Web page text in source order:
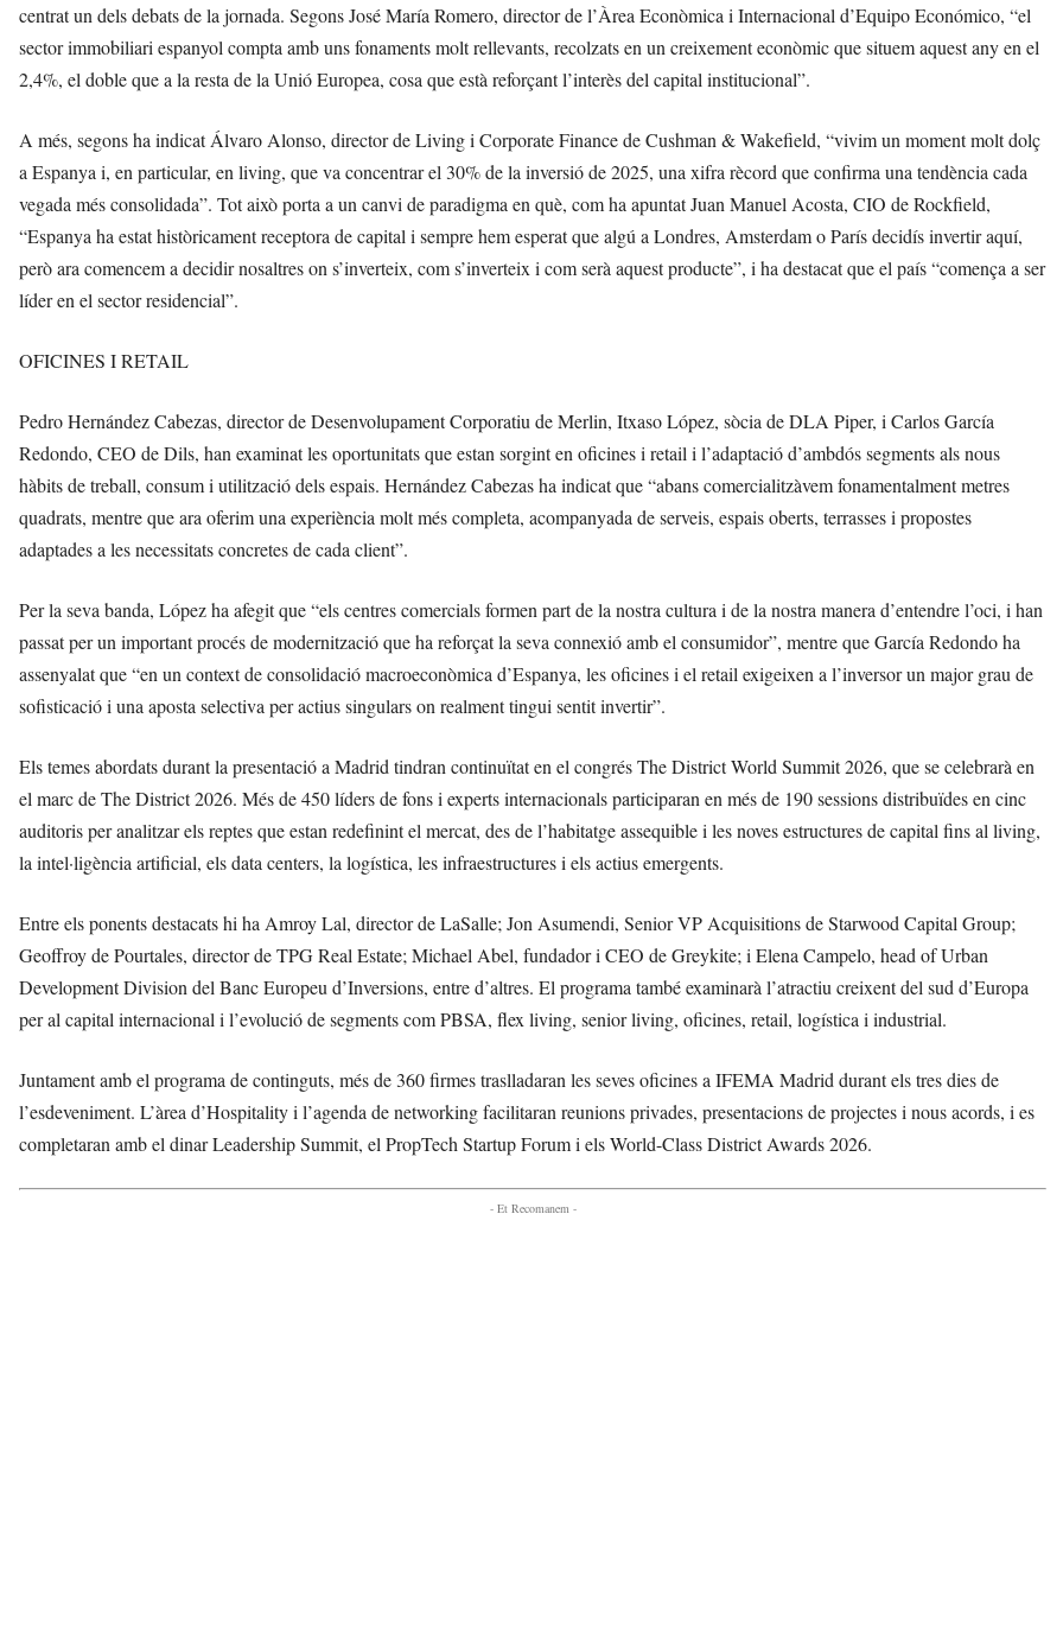
centrat un dels debats de la jornada. Segons José María Romero, director de l’Àrea Econòmica i Internacional d’Equipo Económico, “el
sector immobiliari espanyol compta amb uns fonaments molt rellevants, recolzats en un creixement econòmic que situem aquest any en el
2,4%, el doble que a la resta de la Unió Europea, cosa que està reforçant l’interès del capital institucional”.
A més, segons ha indicat Álvaro Alonso, director de Living i Corporate Finance de Cushman & Wakefield, “vivim un moment molt dolç
a Espanya i, en particular, en living, que va concentrar el 30% de la inversió de 2025, una xifra rècord que confirma una tendència cada
vegada més consolidada”. Tot això porta a un canvi de paradigma en què, com ha apuntat Juan Manuel Acosta, CIO de Rockfield,
“Espanya ha estat històricament receptora de capital i sempre hem esperat que algú a Londres, Amsterdam o París decidís invertir aquí,
però ara comencem a decidir nosaltres on s’inverteix, com s’inverteix i com serà aquest producte”, i ha destacat que el país “comença a ser
líder en el sector residencial”.
OFICINES I RETAIL
Pedro Hernández Cabezas, director de Desenvolupament Corporatiu de Merlin, Itxaso López, sòcia de DLA Piper, i Carlos García
Redondo, CEO de Dils, han examinat les oportunitats que estan sorgint en oficines i retail i l’adaptació d’ambdós segments als nous
hàbits de treball, consum i utilització dels espais. Hernández Cabezas ha indicat que “abans comercialitzàvem fonamentalment metres
quadrats, mentre que ara oferim una experiència molt més completa, acompanyada de serveis, espais oberts, terrasses i propostes
adaptades a les necessitats concretes de cada client”.
Per la seva banda, López ha afegit que “els centres comercials formen part de la nostra cultura i de la nostra manera d’entendre l’oci, i han
passat per un important procés de modernització que ha reforçat la seva connexió amb el consumidor”, mentre que García Redondo ha
assenyalat que “en un context de consolidació macroeconòmica d’Espanya, les oficines i el retail exigeixen a l’inversor un major grau de
sofisticació i una aposta selectiva per actius singulars on realment tingui sentit invertir”.
Els temes abordats durant la presentació a Madrid tindran continuïtat en el congrés The District World Summit 2026, que se celebrarà en
el marc de The District 2026. Més de 450 líders de fons i experts internacionals participaran en més de 190 sessions distribuïdes en cinc
auditoris per analitzar els reptes que estan redefinint el mercat, des de l’habitatge assequible i les noves estructures de capital fins al living,
la intel·ligència artificial, els data centers, la logística, les infraestructures i els actius emergents.
Entre els ponents destacats hi ha Amroy Lal, director de LaSalle; Jon Asumendi, Senior VP Acquisitions de Starwood Capital Group;
Geoffroy de Pourtales, director de TPG Real Estate; Michael Abel, fundador i CEO de Greykite; i Elena Campelo, head of Urban
Development Division del Banc Europeu d’Inversions, entre d’altres. El programa també examinarà l’atractiu creixent del sud d’Europa
per al capital internacional i l’evolució de segments com PBSA, flex living, senior living, oficines, retail, logística i industrial.
Juntament amb el programa de continguts, més de 360 firmes traslladaran les seves oficines a IFEMA Madrid durant els tres dies de
l’esdeveniment. L’àrea d’Hospitality i l’agenda de networking facilitaran reunions privades, presentacions de projectes i nous acords, i es
completaran amb el dinar Leadership Summit, el PropTech Startup Forum i els World-Class District Awards 2026.
- Et Recomanem -